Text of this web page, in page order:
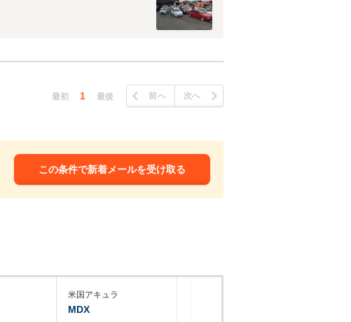
最初 1 最後 前へ 次へ
この条件で新着メールを受け取る
米国アキュラ
MDX